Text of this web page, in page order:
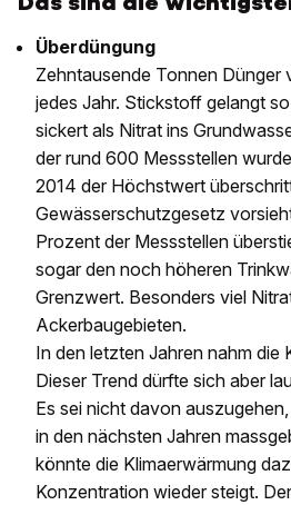
Überdüngung
Zehntausende Tonnen Dünger
jedes Jahr. Stickstoff gelangt
sickert als Nitrat ins
der rund 600 Messstellen
2014 der Höchstwert
Gewässerschutzgesetz
Prozent der Messstellen
sogar den noch höheren
Grenzwert. Besonders viel
Ackerbaugebieten.
In den letzten Jahren nahm die
Dieser Trend dürfte sich aber
Es sei nicht davon
in den nächsten Jahren
könnte die Klimaerwärmung
Konzentration wieder steigt.